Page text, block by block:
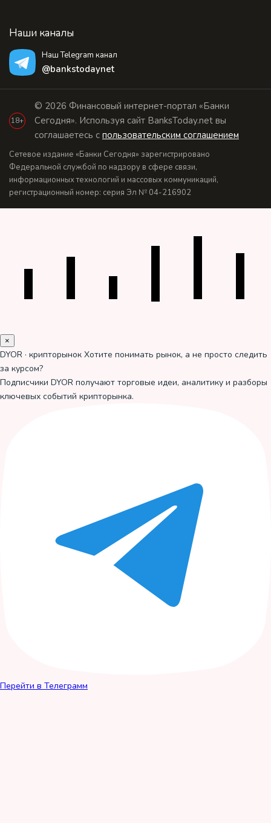
Наши каналы
Наш Telegram канал
@bankstodaynet
18+
© 2026 Финансовый интернет-портал «Банки
Сегодня». Используя сайт BanksToday.net вы
соглашаетесь с пользовательским соглашением
Сетевое издание «Банки Сегодня» зарегистрировано
Федеральной службой по надзору в сфере связи,
информационных технологий и массовых коммуникаций,
регистрационный номер: серия Эл № 04-216902
×
DYOR · крипторынок Хотите понимать рынок, а не просто следить
за курсом?
Подписчики DYOR получают торговые идеи, аналитику и разборы
ключевых событий крипторынка.
Перейти в Телеграмм